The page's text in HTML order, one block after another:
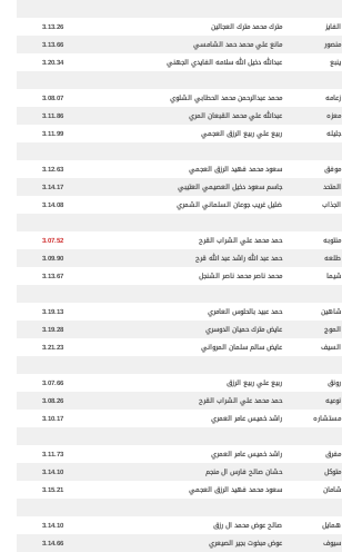
الفايز مترك محمد مترك العجالين
3.13.26
منصور مانع علي محمد حمد الشامسي
3.13.66
ينبع عبدالله دخيل الله سلامه الفايدي الجهني 3.20.34
زعامه محمد عبدالرحمن محمد الحطابي الشلوي
3.08.07
معزه عبدالله علي محمد القبعان المري
3.11.86
جليله ربيع علي ربيع الرزق العجمي 3.11.99
موفق سعود محمد فهيد الرزق العجمي
3.12.63
المتحد جاسم سعود دخيل العصيمي العتيبي
3.14.17
الجذاب ضليل غريب جوعان السلماني الشمري 3.14.08
منتوبه حمد محمد علي الشراب القرح
3.07.52
طلعه حمد عبد الله راشد عبد الله قرح
3.09.90
شيما محمد ناصر محمد ناصر الشنجل 3.13.67
شاهين حمد عبيد بالحلوس العامري
3.19.13
الموج عايض مترك حميان الدوسري
3.19.28
السيف عايض سالم سلمان المرواني 3.21.23
رونق ربيع علي ربيع الرزق
3.07.66
نوعيه حمد محمد علي الشراب القرح
3.08.26
مستشاره راشد خميس عامر العمري 3.10.17
مفرق راشد خميس عامر العمري
3.11.73
متوكل حشان صالح فارس ال منجم
3.14.10
شامان سعود محمد فهيد الرزق العجمي 3.15.21
همايل صالح عوض محمد ال رزق
3.14.10
سيوف عوض مبخوت بجير الصيعري
3.14.66